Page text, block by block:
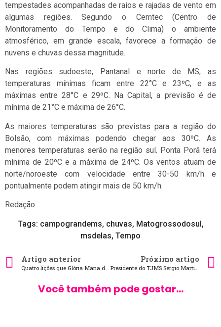
tempestades acompanhadas de raios e rajadas de vento em
algumas regiões. Segundo o Cemtec (Centro de
Monitoramento do Tempo e do Clima) o ambiente
atmosférico, em grande escala, favorece a formação de
nuvens e chuvas dessa magnitude.
Nas regiões sudoeste, Pantanal e norte de MS, as
temperaturas mínimas ficam entre 22°C e 23ºC, e as
máximas entre 28°C e 29ºC. Na Capital, a previsão é de
mínima de 21°C e máxima de 26°C.
As maiores temperaturas são previstas para a região do
Bolsão, com máximas podendo chegar aos 30ºC. As
menores temperaturas serão na região sul. Ponta Porã terá
mínima de 20ºC e a máxima de 24ºC. Os ventos atuam de
norte/noroeste com velocidade entre 30-50 km/h e
pontualmente podem atingir mais de 50 km/h.
Redação
Tags: campograndems, chuvas, Matogrossodosul,
msdelas, Tempo
Artigo anterior
Quatro lições que Glória Maria deixou com sua carreira
Próximo artigo
Presidente do TJMS Sérgio Martins prestigia posse da nova administração do TJPR
Você também pode gostar...